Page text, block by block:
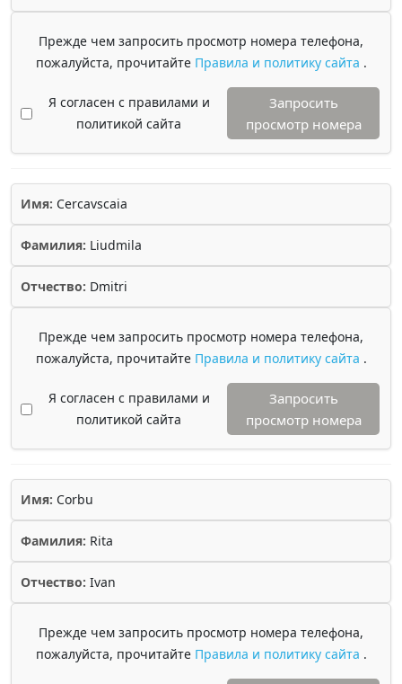
Прежде чем запросить просмотр номера телефона,
пожалуйста, прочитайте Правила и политику сайта .
Я согласен с правилами и
политикой сайта
Запросить
просмотр номера
Имя: Cercavscaia
Фамилия: Liudmila
Отчество: Dmitri
Прежде чем запросить просмотр номера телефона,
пожалуйста, прочитайте Правила и политику сайта .
Я согласен с правилами и
политикой сайта
Запросить
просмотр номера
Имя: Corbu
Фамилия: Rita
Отчество: Ivan
Прежде чем запросить просмотр номера телефона,
пожалуйста, прочитайте Правила и политику сайта .